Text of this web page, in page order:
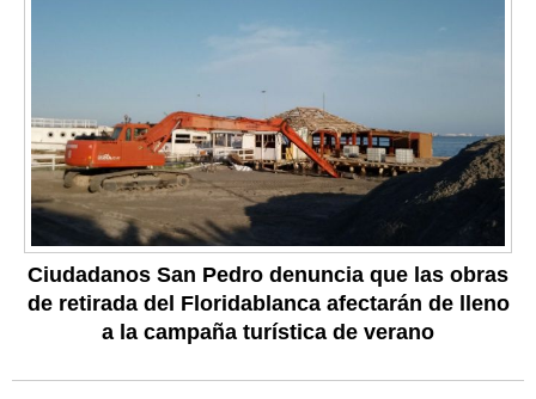
Ciudadanos San Pedro denuncia que las obras
de retirada del Floridablanca afectarán de lleno
a la campaña turística de verano